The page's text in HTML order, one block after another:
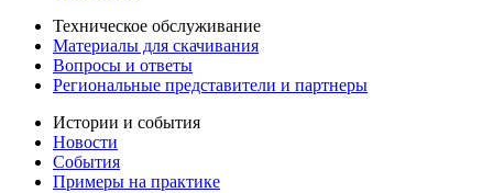
Техническое обслуживание
Материалы для скачивания
Вопросы и ответы
Региональные представители и партнеры
Истории и события
Новости
События
Примеры на практике